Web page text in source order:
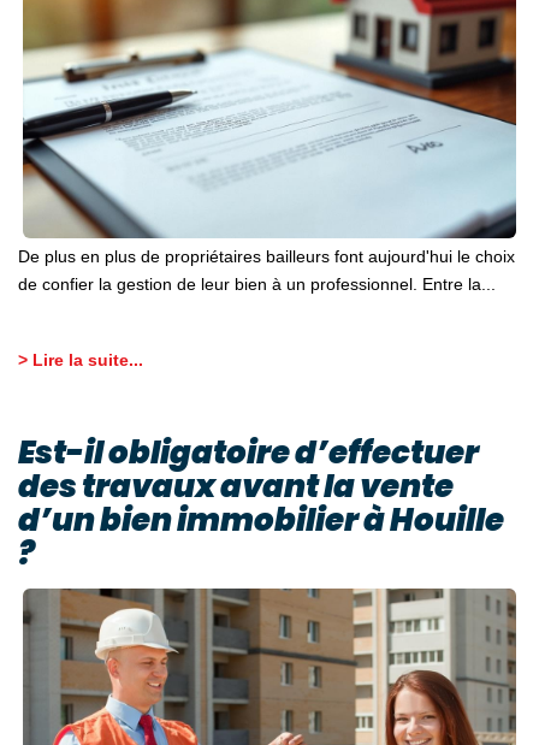
De plus en plus de propriétaires bailleurs font aujourd'hui le choix
de confier la gestion de leur bien à un professionnel. Entre la...
> Lire la suite...
Est-il obligatoire d’effectuer
des travaux avant la vente
d’un bien immobilier à Houille
?